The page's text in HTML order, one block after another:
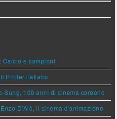
Calcio e campioni
thriller italiano
Sung, 100 anni di cinema coreano
D'Alò, il cinema d'animazione